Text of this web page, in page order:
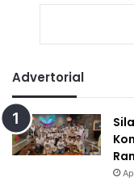
Advertorial